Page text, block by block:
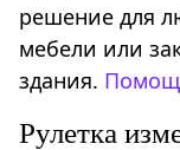
решение для
мебели или
здания.
Рулетка